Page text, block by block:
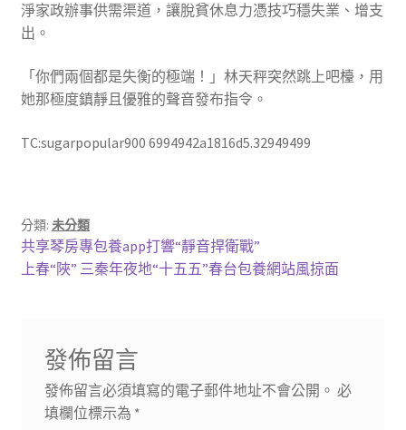
淨家政辦事供需渠道，讓脫貧休息力憑技巧穩失業、增支
出。
「你們兩個都是失衡的極端！」林天秤突然跳上吧檯，用
她那極度鎮靜且優雅的聲音發布指令。
TC:sugarpopular900 6994942a1816d5.32949499
分類: 未分類
文
章
覽
上
一
共享琴房專包養app打響“靜音捍衛戰”
下
上春“陜” 三秦年夜地“十五五”春台包養網站風掠面
發佈留言
發佈留言必須填寫的電子郵件地址不會公開。 必
填欄位標示為 *